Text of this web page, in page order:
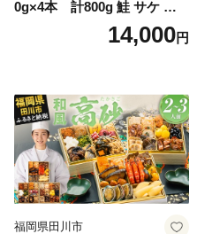
0g×4本 計800g 鮭 サケ 鮭
ほぐし サケフレーク シャケ
フレーク 鮭フレーク14,000円
福岡県田川市